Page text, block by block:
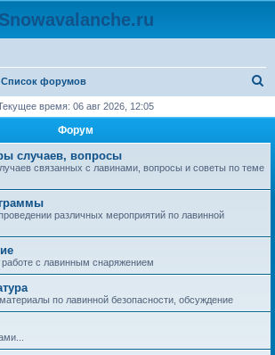
Snowavalanche.ru
Список форумов
с
время: 06 авг 2026, 12:05
Форум
случаев, вопросы
связанных с лавинами, вопросы и советы по теме
различных мероприятий по лавинной
с лавинным снаряжением
по лавинной безопасности, обсуждение